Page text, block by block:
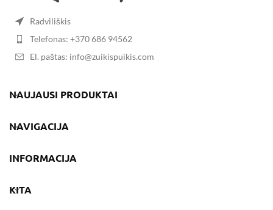
Radviliškis
Telefonas: +370 686 94562
El. paštas: info@zuikispuikis.com
NAUJAUSI PRODUKTAI
NAVIGACIJA
INFORMACIJA
KITA